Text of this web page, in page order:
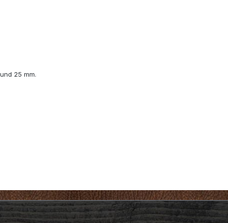
25 mm.